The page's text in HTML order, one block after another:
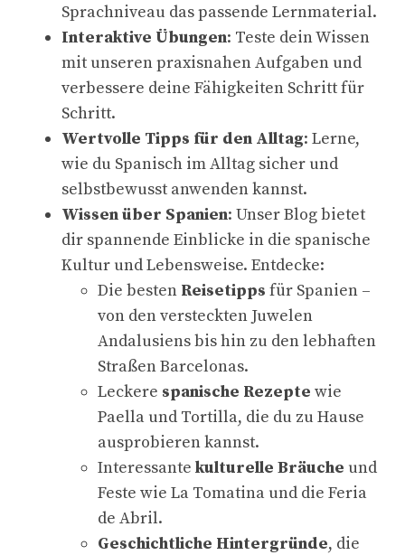
Sprachniveau das passende Lernmaterial.
Interaktive Übungen: Teste dein Wissen
mit unseren praxisnahen Aufgaben und
verbessere deine Fähigkeiten Schritt für
Schritt.
Wertvolle Tipps für den Alltag: Lerne,
wie du Spanisch im Alltag sicher und
selbstbewusst anwenden kannst.
Wissen über Spanien: Unser Blog bietet
dir spannende Einblicke in die spanische
Kultur und Lebensweise. Entdecke:
Die besten Reisetipps für Spanien –
von den versteckten Juwelen
Andalusiens bis hin zu den lebhaften
Straßen Barcelonas.
Leckere spanische Rezepte wie
Paella und Tortilla, die du zu Hause
ausprobieren kannst.
Interessante kulturelle Bräuche und
Feste wie La Tomatina und die Feria
de Abril.
Geschichtliche Hintergründe, die